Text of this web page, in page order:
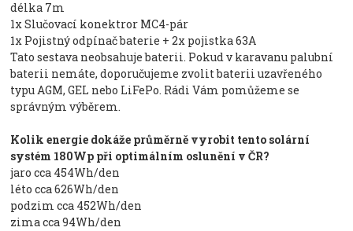
délka 7m
1x Slučovací konektror MC4-pár
1x Pojistný odpínač baterie + 2x pojistka 63A
Tato sestava neobsahuje baterii. Pokud v karavanu palubní
baterii nemáte, doporučujeme zvolit baterii uzavřeného
typu AGM, GEL nebo LiFePo. Rádi Vám pomůžeme se
správným výběrem.
Kolik energie dokáže průměrně vyrobit tento solární
systém 180Wp při optimálním oslunění v ČR?
jaro cca 454Wh/den
léto cca 626Wh/den
podzim cca 452Wh/den
zima cca 94Wh/den